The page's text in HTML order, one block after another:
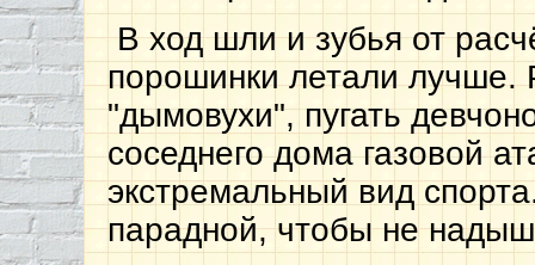
В ход шли и зубья от
порошинки летали лучше.
"дымовухи", пугать
соседнего дома газовой
экстремальный вид
парадной, чтобы не